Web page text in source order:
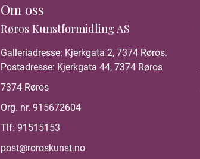
Om oss
Røros Kunstformidling AS
Galleriadresse: Kjerkgata 2, 7374 Røros.
Postadresse: Kjerkgata 44, 7374 Røros
7374 Røros
Org. nr. 915672604
Tlf: 91515153
post@roroskunst.no